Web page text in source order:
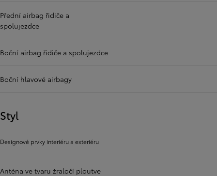
Přední airbag řidiče a
spolujezdce
Boční airbag řidiče a spolujezdce
Boční hlavové airbagy
Styl
Designové prvky interiéru a exteriéru
Anténa ve tvaru žraločí ploutve